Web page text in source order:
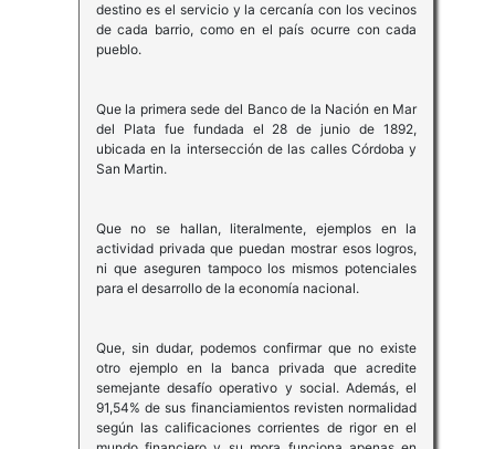
destino es el servicio y la cercanía con los vecinos
de cada barrio, como en el país ocurre con cada
pueblo.
Que la primera sede del Banco de la Nación en Mar
del Plata fue fundada el 28 de junio de 1892,
ubicada en la intersección de las calles Córdoba y
San Martin.
Que no se hallan, literalmente, ejemplos en la
actividad privada que puedan mostrar esos logros,
ni que aseguren tampoco los mismos potenciales
para el desarrollo de la economía nacional.
Que, sin dudar, podemos confirmar que no existe
otro ejemplo en la banca privada que acredite
semejante desafío operativo y social. Además, el
91,54% de sus financiamientos revisten normalidad
según las calificaciones corrientes de rigor en el